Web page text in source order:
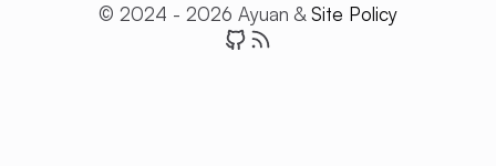
© 2024 - 2026 Ayuan & Site Policy